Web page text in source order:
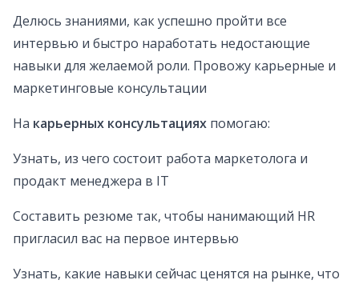
Делюсь знаниями, как успешно пройти все
интервью и быстро наработать недостающие
навыки для желаемой роли. Провожу карьерные и
маркетинговые консультации
На карьерных консультациях помогаю:
Узнать, из чего состоит работа маркетолога и
продакт менеджера в IT
Составить резюме так, чтобы нанимающий HR
пригласил вас на первое интервью
Узнать, какие навыки сейчас ценятся на рынке, что